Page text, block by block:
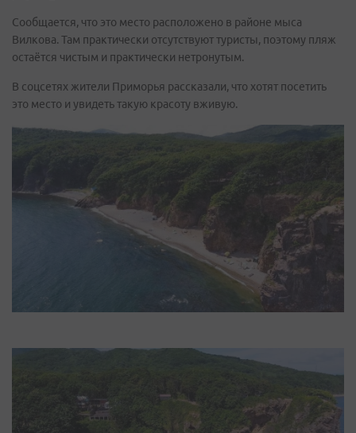
Сообщается, что это место расположено в районе мыса
Вилкова. Там практически отсутствуют туристы, поэтому пляж
остаётся чистым и практически нетронутым.
В соцсетях жители Приморья рассказали, что хотят посетить
это место и увидеть такую красоту вживую.